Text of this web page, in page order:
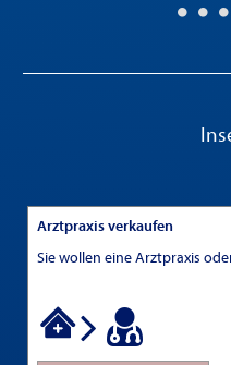
Arztpraxis verkaufen
Sie wollen eine Arztpraxis